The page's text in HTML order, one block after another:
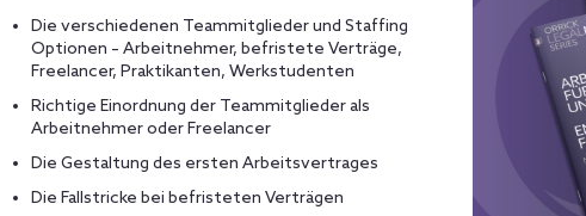
Die verschiedenen Teammitglieder und Staffing
Optionen – Arbeitnehmer, befristete Verträge,
Freelancer, Praktikanten, Werkstudenten
Richtige Einordnung der Teammitglieder als
Arbeitnehmer oder Freelancer
Die Gestaltung des ersten Arbeitsvertrages
Die Fallstricke bei befristeten Verträgen